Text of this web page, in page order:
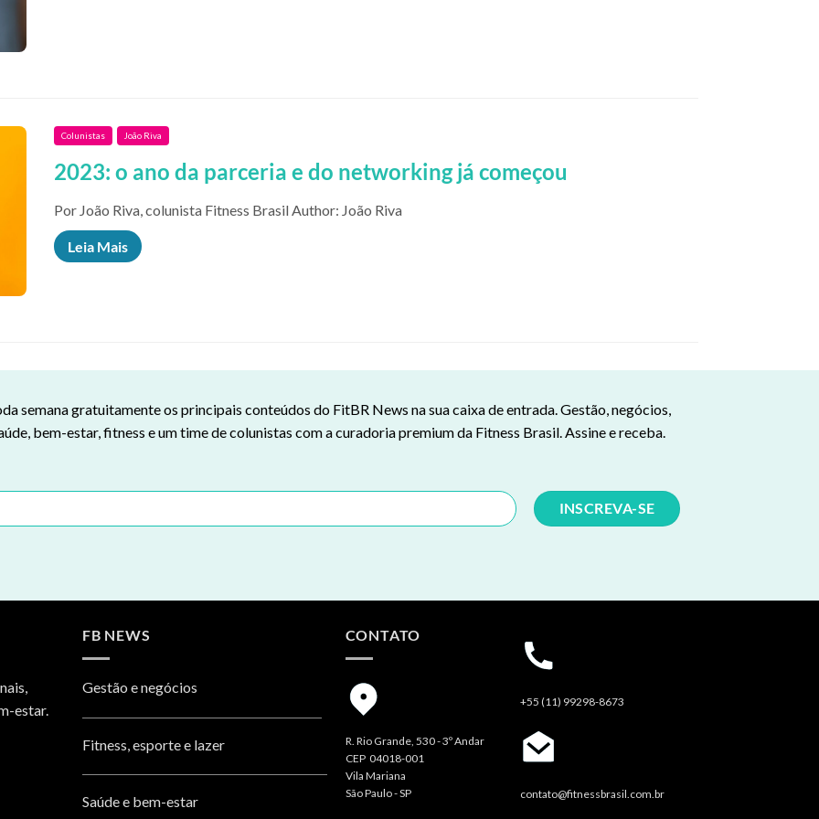
Colunistas João Riva
2023: o ano da parceria e do networking já começou
Por João Riva, colunista Fitness Brasil Author: João Riva
Leia Mais
semana gratuitamente os principais conteúdos do FitBR News na sua caixa de entrada. Gestão, negócios,
bem-estar, fitness e um time de colunistas com a curadoria premium da Fitness Brasil. Assine e receba.
estar.
FB NEWS
Gestão e negócios
Fitness, esporte e lazer
Saúde e bem-estar
CONTATO
R. Rio Grande, 530 - 3º Andar
CEP 04018-001
Vila Mariana
São Paulo - SP
+55 (11) 99298-8673
contato@fitnessbrasil.com.br